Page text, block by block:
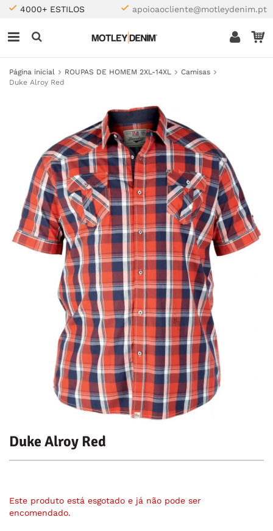
4000+ ESTILOS apoioaocliente@motleydenim.pt
Página inicial ROUPAS DE HOMEM 2XL-14XL
Camisas
Duke Alroy Red
Duke Alroy Red
Este produto está esgotado e já não pode ser
encomendado.